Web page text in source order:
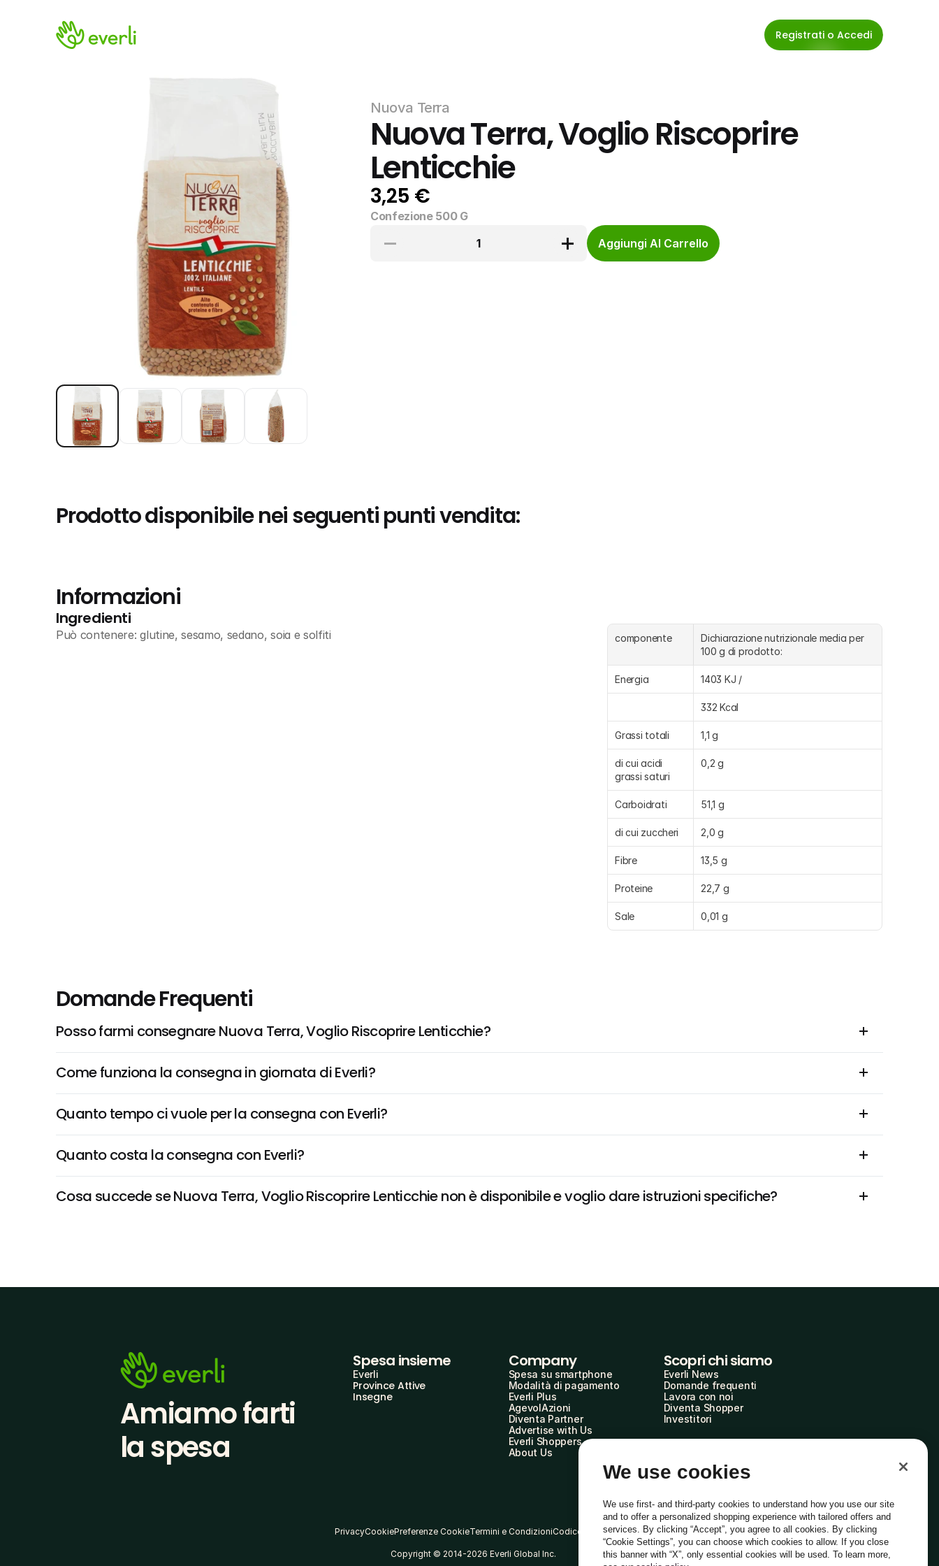
Registrati o Accedi
Nuova Terra
Nuova Terra, Voglio Riscoprire
Lenticchie
3,25 €
Confezione 500 G
1
Aggiungi Al Carrello
Prodotto disponibile nei seguenti punti vendita:
Informazioni
Ingredienti
Può contenere: glutine, sesamo, sedano, soia e solfiti componente
Dichiarazione nutrizionale media per
100 g di prodotto:
Energia 1403 KJ /
332 Kcal
Grassi totali 1,1 g
di cui acidi
grassi saturi
0,2 g
Carboidrati 51,1 g
di cui zuccheri 2,0 g
Fibre 13,5 g
Proteine 22,7 g
Sale 0,01 g
Domande Frequenti
Posso farmi consegnare Nuova Terra, Voglio Riscoprire Lenticchie?
Come funziona la consegna in giornata di Everli?
Quanto tempo ci vuole per la consegna con Everli?
Quanto costa la consegna con Everli?
Cosa succede se Nuova Terra, Voglio Riscoprire Lenticchie non è disponibile e voglio dare istruzioni specifiche?
Amiamo farti
la spesa
Spesa insieme
Everli
Province Attive
Insegne
Company
Spesa su smartphone
Modalità di pagamento
Everli Plus
AgevolAzioni
Diventa Partner
Advertise with Us
Everli Shoppers
About Us
Scopri chi siamo
Everli News
Domande frequenti
Lavora con noi
Diventa Shopper
Investitori
PrivacyCookiePreferenze CookieTermini e CondizioniCodice Etico
Copyright © 2014-2026 Everli Global Inc. Italiano
We use cookies
We use first- and third-party cookies to understand how you use our site
and to offer a personalized shopping experience with tailored offers and
services. By clicking “Accept”, you agree to all cookies. By clicking
“Cookie Settings”, you can choose which cookies to allow. If you close
this banner with “X”, only essential cookies will be used. To learn more,